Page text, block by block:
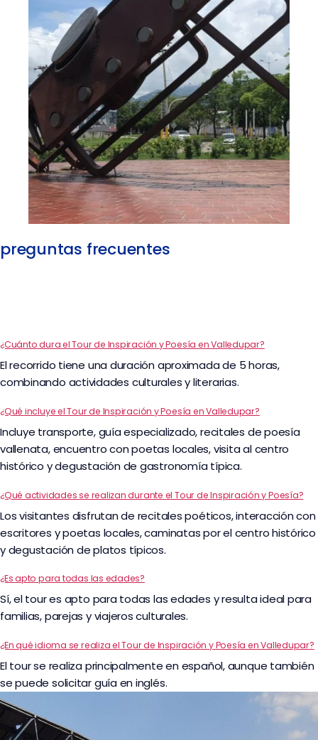
preguntas frecuentes
¿Cuánto dura el Tour de Inspiración y Poesía en Valledupar?
El recorrido tiene una duración aproximada de 5 horas,
combinando actividades culturales y literarias.
¿Qué incluye el Tour de Inspiración y Poesía en Valledupar?
Incluye transporte, guía especializado, recitales de poesía
vallenata, encuentro con poetas locales, visita al centro
histórico y degustación de gastronomía típica.
¿Qué actividades se realizan durante el Tour de Inspiración y Poesía?
Los visitantes disfrutan de recitales poéticos, interacción con
escritores y poetas locales, caminatas por el centro histórico
y degustación de platos típicos.
¿Es apto para todas las edades?
Sí, el tour es apto para todas las edades y resulta ideal para
familias, parejas y viajeros culturales.
¿En qué idioma se realiza el Tour de Inspiración y Poesía en Valledupar?
El tour se realiza principalmente en español, aunque también
se puede solicitar guía en inglés.